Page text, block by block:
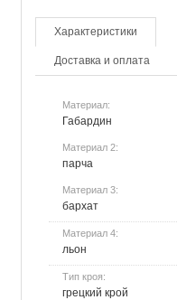
Характеристики
Доставка и оплата
Материал:
Габардин
Материал 2:
парча
Материал 3:
бархат
Материал 4:
льон
Тип кроя:
грецкий крой